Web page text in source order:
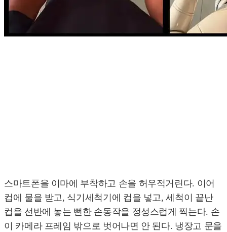
스마트폰을 이마에 부착하고 손을 허우적거린다. 이어
컵에 물을 받고, 식기세척기에 컵을 넣고, 세척이 끝난
컵을 선반에 놓는 뻔한 손동작을 정성스럽게 찍는다. 손
이 카메라 프레임 밖으로 벗어나면 안 된다. 냉장고 문을